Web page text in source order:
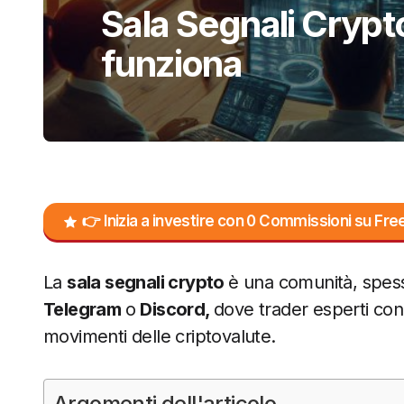
Sala Segnali
funziona
👉 Inizia a investire con 0 Commissioni su
La sala segnali crypto è una comunità,
Telegram o Discord, dove trader esperti
movimenti delle criptovalute.